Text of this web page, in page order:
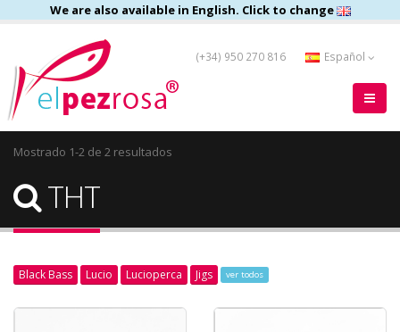
We are also available in English. Click to change
(+34) 950 270 816 Español
Mostrado 1-2 de 2 resultados
THT
Black Bass Lucio Lucioperca Jigs ver todos